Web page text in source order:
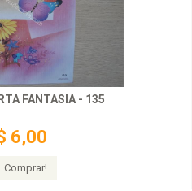
FANTASIA - 135
6,00
Comprar!